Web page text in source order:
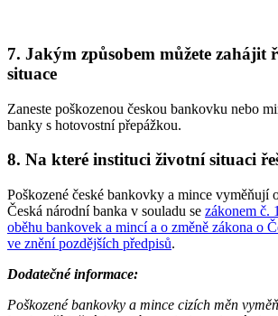
7. Jakým způsobem můžete zahájit
situace
Zaneste poškozenou českou bankovku nebo
banky s hotovostní přepážkou.
8. Na které instituci životní situaci
Poškozené české bankovky a mince vyměňují
Česká národní banka v souladu se zákonem č.
oběhu bankovek a mincí a o změně zákona o
ve znění pozdějších předpisů.
Dodatečné informace:
Poškozené bankovky a mince cizích měn